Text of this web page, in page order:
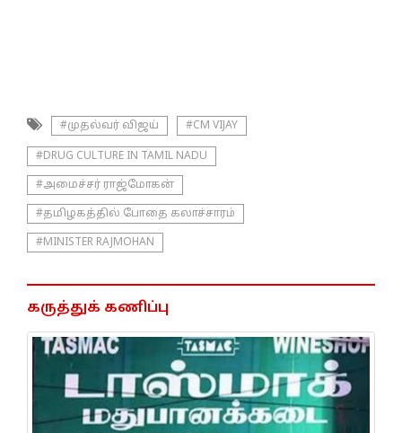
#முதல்வர் விஜய் #CM VIJAY
#DRUG CULTURE IN TAMIL NADU
#அமைச்சர் ராஜ்மோகன்
#தமிழகத்தில் போதை கலாச்சாரம்
#MINISTER RAJMOHAN
கருத்துக் கணிப்பு